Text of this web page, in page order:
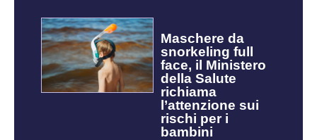
Maschere da
snorkeling full
face, il Ministero
della Salute
richiama
l’attenzione sui
rischi per i
bambini